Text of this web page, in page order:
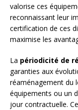
valorise ces
reconnaissant leur
certification de ces
maximise les
La périodicité de
garanties aux
réaménagement du
équipements ou un
jour contractuelle.